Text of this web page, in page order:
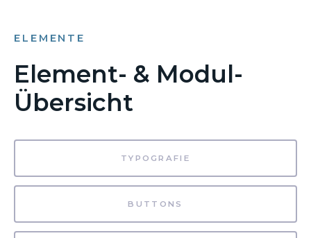
ELEMENTE
Element- & Modul-
Übersicht
TYPOGRAFIE
BUTTONS